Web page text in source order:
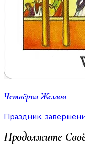
Четвёрка Жезлов
Праздник,
Продолжите